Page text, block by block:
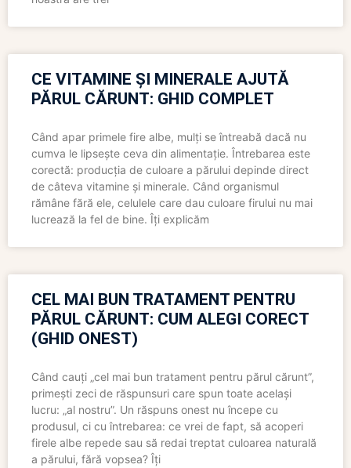
CE VITAMINE ȘI MINERALE AJUTĂ
PĂRUL CĂRUNT: GHID COMPLET
Când apar primele fire albe, mulți se întreabă dacă nu
cumva le lipsește ceva din alimentație. Întrebarea este
corectă: producția de culoare a părului depinde direct
de câteva vitamine și minerale. Când organismul
rămâne fără ele, celulele care dau culoare firului nu mai
lucrează la fel de bine. Îți explicăm
CEL MAI BUN TRATAMENT PENTRU
PĂRUL CĂRUNT: CUM ALEGI CORECT
(GHID ONEST)
Când cauți „cel mai bun tratament pentru părul cărunt”,
primești zeci de răspunsuri care spun toate același
lucru: „al nostru”. Un răspuns onest nu începe cu
produsul, ci cu întrebarea: ce vrei de fapt, să acoperi
firele albe repede sau să redai treptat culoarea naturală
a părului, fără vopsea? Îți